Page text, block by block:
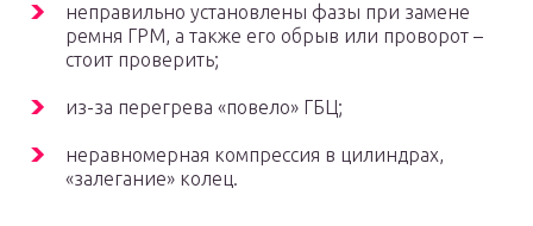
неправильно установлены фазы при замене
ремня ГРМ, а также его обрыв или проворот –
стоит проверить;
из-за перегрева «повело» ГБЦ;
неравномерная компрессия в цилиндрах,
«залегание» колец.